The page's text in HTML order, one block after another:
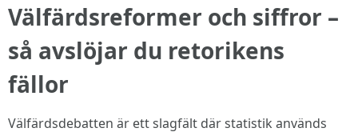
Välfärdsreformer och siffror –
så avslöjar du retorikens
fällor
Välfärdsdebatten är ett slagfält där statistik används